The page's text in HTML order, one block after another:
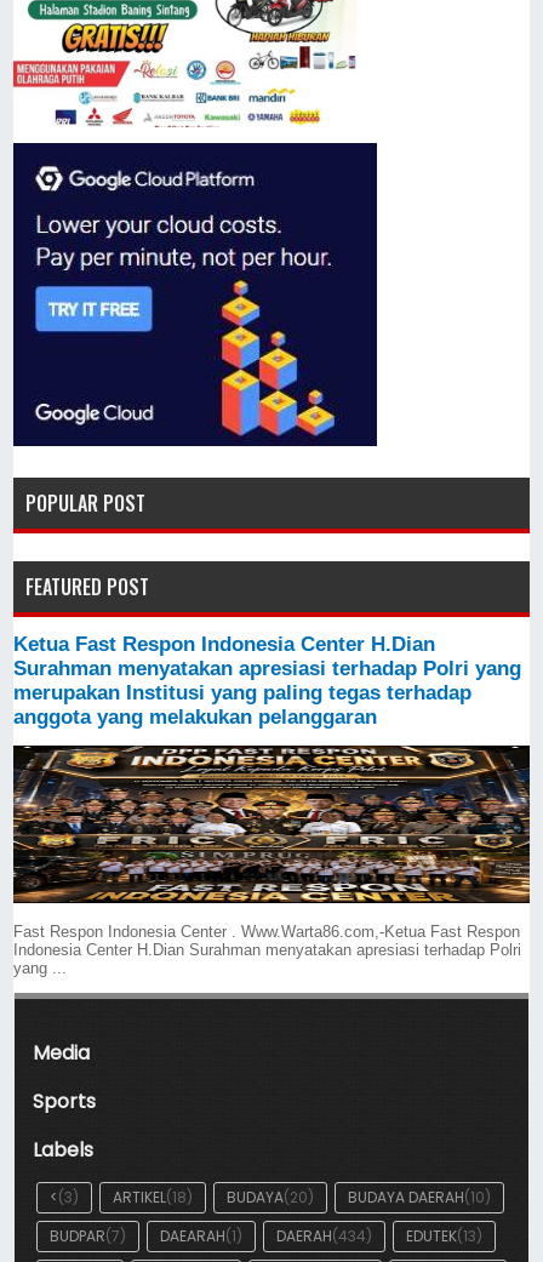
POPULAR POST
FEATURED POST
Ketua Fast Respon Indonesia Center H.Dian
Surahman menyatakan apresiasi terhadap Polri yang
merupakan Institusi yang paling tegas terhadap
anggota yang melakukan pelanggaran
Fast Respon Indonesia Center . Www.Warta86.com,-Ketua Fast Respon
Indonesia Center H.Dian Surahman menyatakan apresiasi terhadap Polri
yang ...
Media
Sports
Labels
<(3) ARTIKEL(18) BUDAYA(20) BUDAYA DAERAH(10)
BUDPAR(7) DAEARAH(1) DAERAH(434) EDUTEK(13)